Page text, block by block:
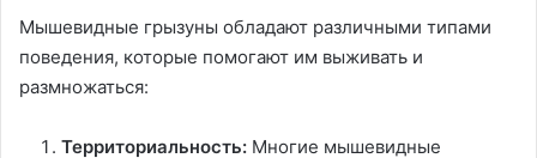
Мышевидные грызуны обладают различными типами
поведения, которые помогают им выживать и
размножаться:
Территориальность: Многие мышевидные